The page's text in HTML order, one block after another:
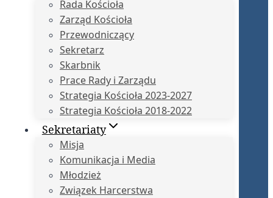
Rada Kościoła
Zarząd Kościoła
Przewodniczący
Sekretarz
Skarbnik
Prace Rady i Zarządu
Strategia Kościoła 2023-2027
Strategia Kościoła 2018-2022
Sekretariaty
Misja
Komunikacja i Media
Młodzież
Związek Harcerstwa